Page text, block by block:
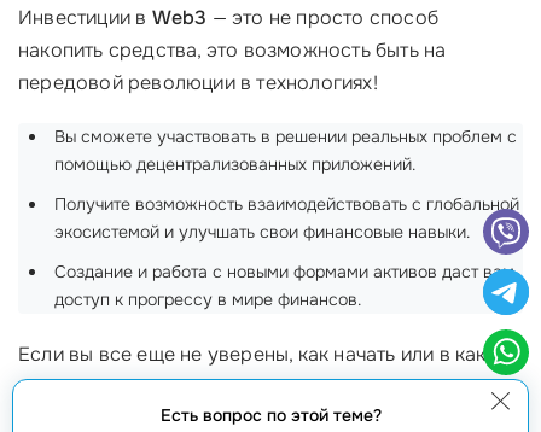
Инвестиции в Web3 — это не просто способ
накопить средства, это возможность быть на
передовой революции в технологиях!
Вы сможете участвовать в решении реальных проблем с
помощью децентрализованных приложений.
Получите возможность взаимодействовать с глобальной
экосистемой и улучшать свои финансовые навыки.
Создание и работа с новыми формами активов даст вам
доступ к прогрессу в мире финансов.
Если вы все еще не уверены, как начать или в каких
проектах инвестировать, мы в webmaster.md готовы
помочь! Позвоните по номеру+373 601 066 66
или
Есть вопрос по этой теме?